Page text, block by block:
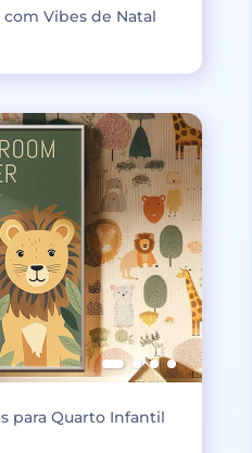
Vibes de Natal
para Quarto Infantil